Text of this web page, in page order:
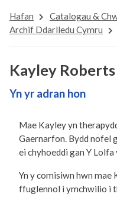
Hafan Catalogau &
Archif Ddarlledu Cymru
Kayley Roberts
Mae Kayley yn
Gaernarfon. Bydd nofel
ei chyhoeddi gan Y Lolfa
Yn y comisiwn hwn mae
ffuglennol i ymchwilio i
Yn yr adran hon